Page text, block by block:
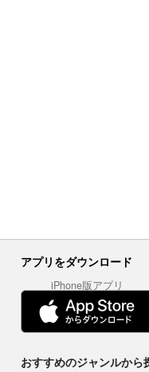
アプリをダウンロード
iPhone版アプリ
おすすめのジャンルから